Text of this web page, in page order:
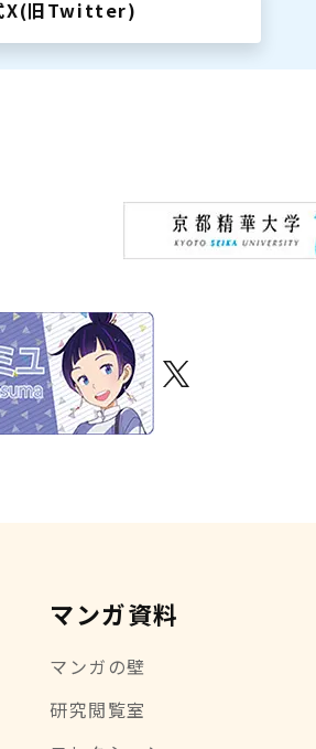
X(旧Twitter)
マンガ資料
マンガの壁
研究閲覧室